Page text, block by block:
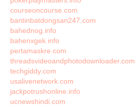
courseoncourse.com
bantinbatdongsan247.com
bahednog.info
bahenxgek.info
pertamaskre.com
threadsvideoandphotodownloader.com
techgiddy.com
usalivenetwork.com
jackpotrushonline.info
ucnewshindi.com